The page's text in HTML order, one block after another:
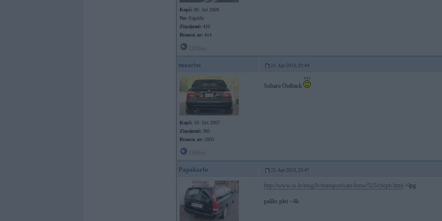
Kopš: 06. Jul 2009
No: Sigulda
Ziņojumi: 410
Braucu ar: 4x4
maariss 22. Apr 2013, 23:44
Kopš: 19. Oct 2007
Ziņojumi: 385
Braucu ar: 2003
Subaru Outback
Papakarlo 22. Apr 2013, 23:47
http://www.ss.lv/msg/lv/transport/cars/bmw/525/chcpb.html +lpg
paliks pāri ~4k